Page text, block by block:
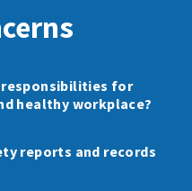
responsibilities for
healthy workplace?
reports and records